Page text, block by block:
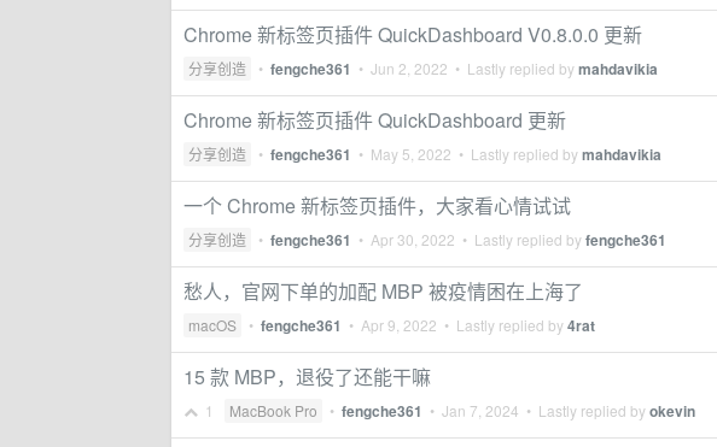
Chrome 新标签页插件 QuickDashboard V0.8.0.0 更新
分享创造 • fengche361 • Jun 2, 2022 • Lastly replied bymahdavikia
Chrome 新标签页插件 QuickDashboard 更新
分享创造 • fengche361 • May 5, 2022 • Lastly replied bymahdavikia
一个 Chrome 新标签页插件，大家看心情试试
分享创造 • fengche361 • Apr 30, 2022 • Lastly replied byfengche361
愁人，官网下单的加配 MBP 被疫情困在上海了
macOS • fengche361 • Apr 9, 2022 • Lastly replied by4rat
15 款 MBP，退役了还能干嘛
1 MacBook Pro • fengche361 • Jan 7, 2024 • Lastly replied byokevin